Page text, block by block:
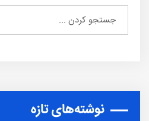
نوشته‌های تازه